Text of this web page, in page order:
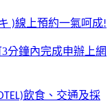
)線上預約一氣呵成!
3分鐘內完成申辦上網
飲食、交通及採